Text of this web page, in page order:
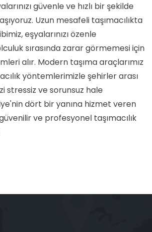
güvenle ve hızlı bir şekilde
Uzun mesafeli taşımacılıkta
eşyalarınızı özenle
sırasında zarar görmemesi için
alır. Modern taşıma araçlarımız
yöntemlerimizle şehirler arası
stressiz ve sorunsuz hale
dört bir yanına hizmet veren
ve profesyonel taşımacılık